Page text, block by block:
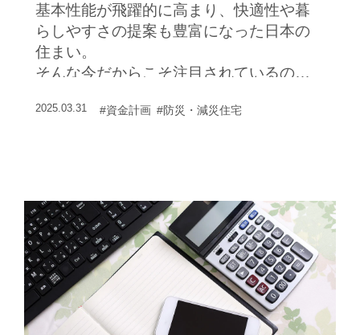
基本性能が飛躍的に高まり、快適性や暮
らしやすさの提案も豊富になった日本の
住まい。
そんな今だからこそ注目されているの
「企画住宅」だ。
2025.03.31 #資金計画 #防災・減災住宅